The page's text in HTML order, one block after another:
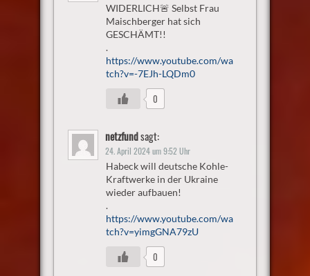
WIDERLICH🚨 Selbst Frau
Maischberger hat sich
GESCHÄMT!!
.
https://www.youtube.com/wa
tch?v=-7EJh-LQDm0
0
netzfundsagt:
24. April 2024 um 9:52 Uhr
Habeck will deutsche Kohle-
Kraftwerke in der Ukraine
wieder aufbauen!
.
https://www.youtube.com/wa
tch?v=yimgGNA79zU
0